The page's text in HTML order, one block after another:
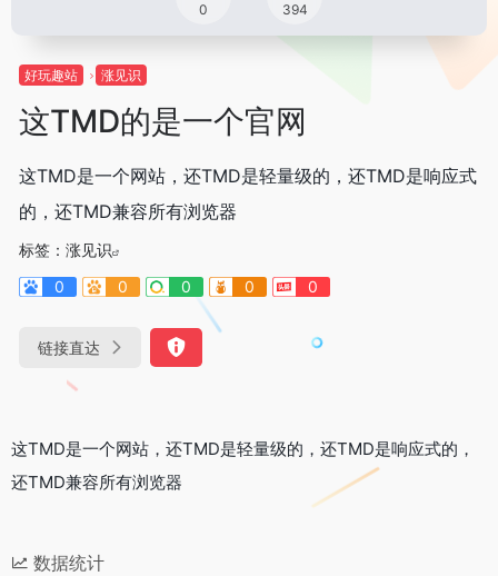
0 394
好玩趣站 涨见识
这TMD的是一个官网
这TMD是一个网站，还TMD是轻量级的，还TMD是响应式
的，还TMD兼容所有浏览器
标签： 涨见识
0
0 0 0 0
链接直达
这TMD是一个网站，还TMD是轻量级的，还TMD是响应式的，
还TMD兼容所有浏览器
数据统计